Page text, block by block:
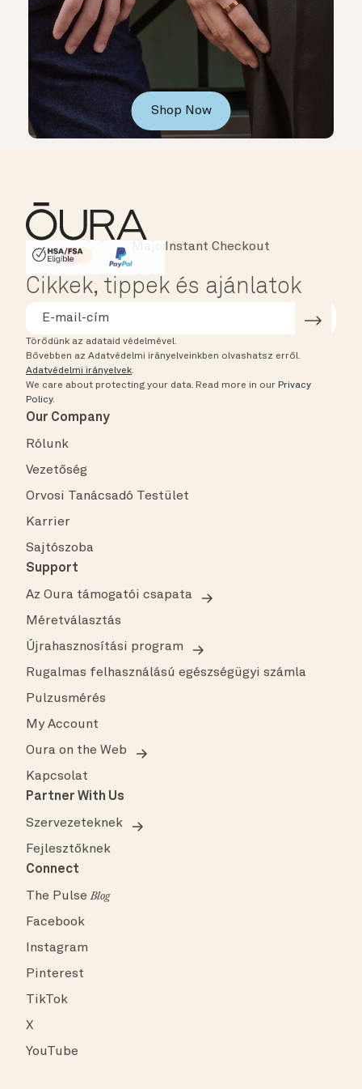
Shop Now
HSA/FSA Eligible
Affirm
Instant Checkout
Cikkek, tippek és ajánlatok
Törődünk az adataid védelmével.
Bővebben az Adatvédelmi irányelveinkben olvashatsz erről.
Adatvédelmi irányelvek.
We care about protecting your data. Read more in our Privacy
Policy.
Our Company
Rólunk
Vezetőség
Orvosi Tanácsadó Testület
Karrier
Sajtószoba
Support
Az Oura támogatói csapata
Méretválasztás
Újrahasznosítási program
Rugalmas felhasználású egészségügyi számla
Pulzusmérés
My Account
Oura on the Web
Kapcsolat
Partner With Us
Szervezeteknek
Fejlesztőknek
Connect
The PulseBlog
Facebook
Instagram
Pinterest
TikTok
X
YouTube